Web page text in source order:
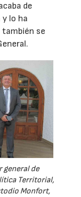
de
lo ha
también se
general de
Territorial,
Monfort,